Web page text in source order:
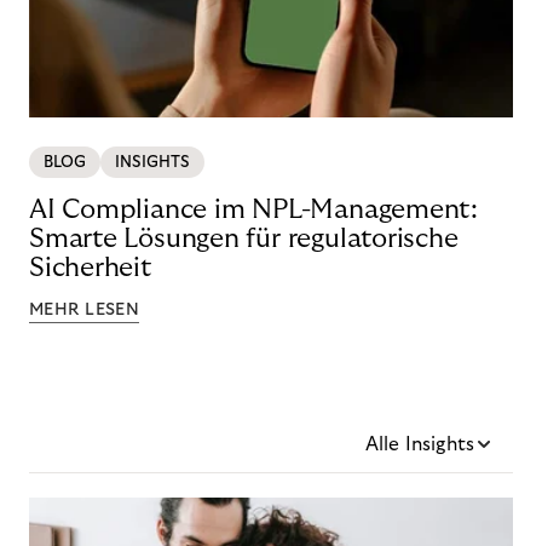
BLOG INSIGHTS
AI Compliance im NPL-Management:
Smarte Lösungen für regulatorische
Sicherheit
MEHR LESEN
Alle Insights